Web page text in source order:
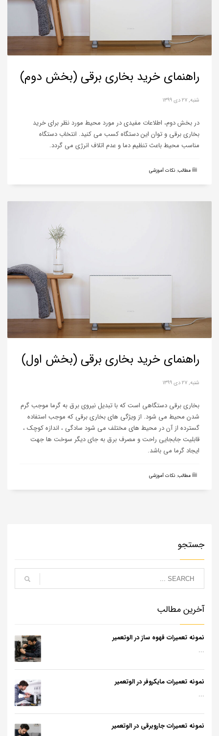
راهنمای خرید بخاری برقی (بخش دوم)
شنبه, ۲۷ دی ۱۳۹۹
در بخش دوم، اطلاعات مفیدی در مورد محیط مورد نظر برای خرید
بخاری برقی و توان این دستگاه کسب می کنید. انتخاب دستگاه
مناسب محیط باعث تنظیم دما و عدم اتلاف انرژی می گردد.
مطالب, نکات آموزشی
راهنمای خرید بخاری برقی (بخش اول)
شنبه, ۲۷ دی ۱۳۹۹
بخاری برقی دستگاهی است که با تبدیل نیروی برق به گرما موجب گرم
شدن محیط می شود. از ویژگی های بخاری برقی که موجب استفاده
گسترده از آن در محیط های مختلف می شود سادگی ، اندازه کوچک ،
قابلیت جابجایی راحت و مصرف برق به جای دیگر سوخت ها جهت
ایجاد گرما می باشد.
مطالب, نکات آموزشی
جستجو
آخرین مطالب
نمونه تعمیرات قهوه ساز در الوتعمیر
...
نمونه تعمیرات مایکروفر در الوتعمیر
...
نمونه تعمیرات جاروبرقی در الوتعمیر